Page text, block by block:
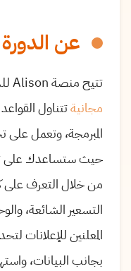
عن الدورة
تتيح منصة Alison للدارسين المهتمين
مجانيةتتناول
المبرمجة، وتعمل على
حيث ستساعدك على
من خلال التعرف على
التسعير الشائعة،
المعلنين للإعلانات
بجانب البيانات،